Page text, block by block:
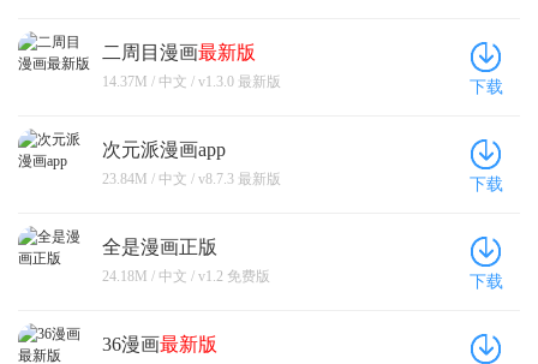
二周目漫画最新版
14.37M / 中文 / v1.3.0 最新版 下载
次元派漫画app
23.84M / 中文 / v8.7.3 最新版 下载
全是漫画正版
24.18M / 中文 / v1.2 免费版 下载
36漫画最新版